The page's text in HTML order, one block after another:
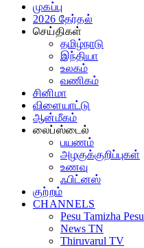
முகப்பு
2026 தேர்தல்
செய்திகள்
தமிழ்நாடு
இந்தியா
உலகம்
வணிகம்
சினிமா
விளையாட்டு
ஆன்மீகம்
லைப்ஸ்டைல்
பயணம்
அழகுக்குறிப்புகள்
உணவு
ஃபிட்னஸ்
குற்றம்
CHANNELS
Pesu Tamizha Pesu
News TN
Thiruvarul TV